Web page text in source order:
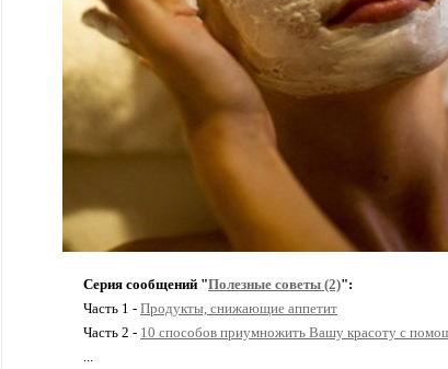
Серия сообщений "Полезные советы (2)":
Часть 1 - Продукты, снижающие аппетит
Часть 2 - 10 способов приумножить Вашу красоту с
...